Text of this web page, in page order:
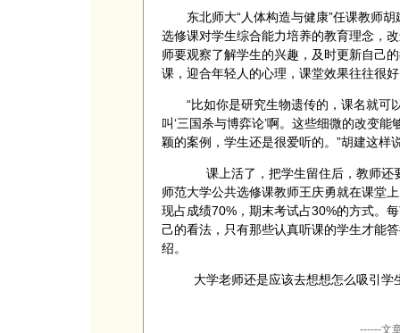
东北师大“人体构造与健康”任课教师胡
选修课对学生综合能力培养的教育理念，
师要观察了解学生的兴趣，及时更新自己
课，迎合年轻人的心理，课堂效果往往很
“比如你是研究生物遗传的，课名就可以
叫‘三国杀与博弈论’啊。这些细微的改变
颖的案例，学生还是很爱听的。”胡建这样
课上活了，把学生留住后，教师还要
师范大学公共选修课教师王庆勇就在课堂
现占成绩70%，期末考试占30%的方式。
己的看法，只有那些认真听课的学生才能
绍。
大学老师还是应该去想想怎么吸引学
------文